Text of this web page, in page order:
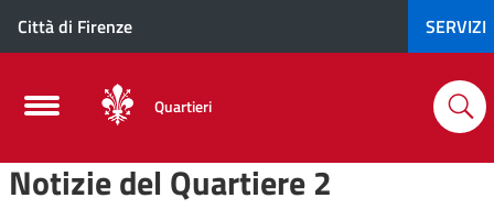
Città di Firenze SERVIZI
Quartieri
Notizie del Quartiere 2